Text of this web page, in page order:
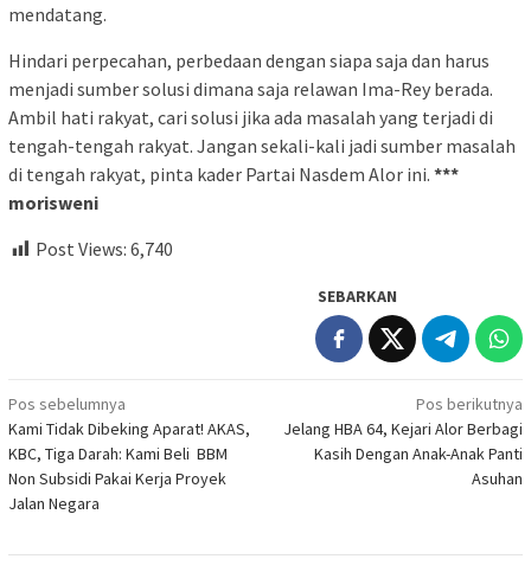
mendatang.
Hindari perpecahan, perbedaan dengan siapa saja dan harus
menjadi sumber solusi dimana saja relawan Ima-Rey berada.
Ambil hati rakyat, cari solusi jika ada masalah yang terjadi di
tengah-tengah rakyat. Jangan sekali-kali jadi sumber masalah
di tengah rakyat, pinta kader Partai Nasdem Alor ini. ***
morisweni
Post Views: 6,740
SEBARKAN
Navigasi
pos
Pos sebelumnya
Kami Tidak Dibeking Aparat! AKAS,
KBC, Tiga Darah: Kami Beli BBM
Non Subsidi Pakai Kerja Proyek
Jalan Negara
Pos berikutnya
Jelang HBA 64, Kejari Alor Berbagi
Kasih Dengan Anak-Anak Panti
Asuhan